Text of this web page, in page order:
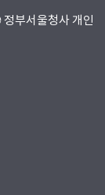
부서울청사 개인